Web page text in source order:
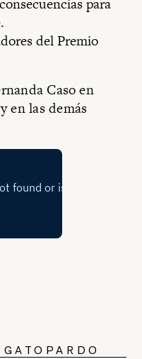
del Premio
Caso en
y en las demás